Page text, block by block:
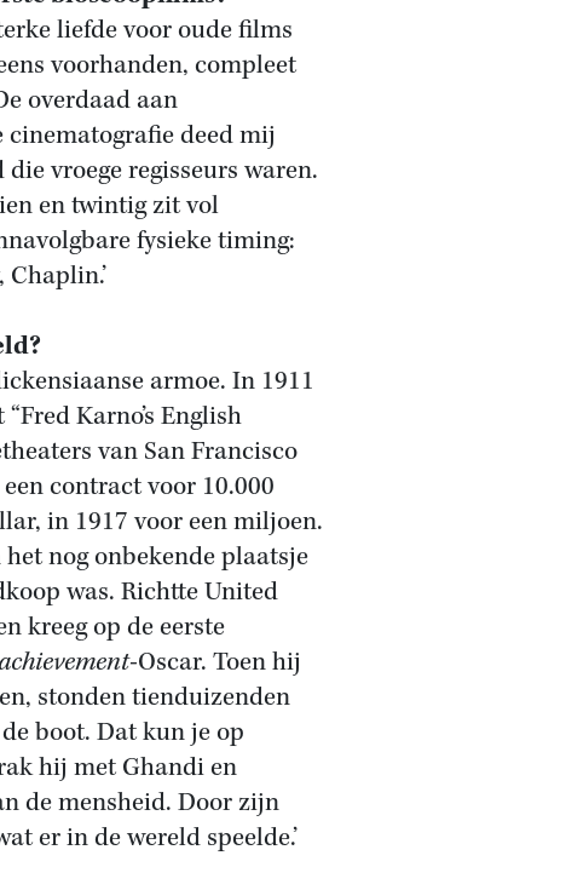
liefde voor oude films
voorhanden, compleet
overdaad aan
deed mij
vroege regisseurs waren.
en twintig zit vol
fysieke timing:
armoe. In 1911
Karno’s English
van San Francisco
contract voor 10.000
in 1917 voor een miljoen.
nog onbekende plaatsje
was. Richtte United
kreeg op de eerste
-Oscar. Toen hij
stonden tienduizenden
boot. Dat kun je op
hij met Ghandi en
de mensheid. Door zijn
er in de wereld speelde.’